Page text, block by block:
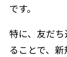
です。
特に、友だ
ることで、